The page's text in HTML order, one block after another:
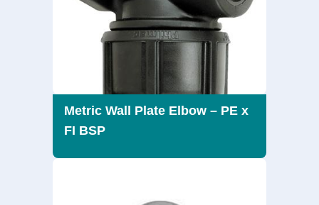
Metric Wall Plate Elbow – PE x
FI BSP